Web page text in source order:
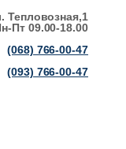
Тепловозная,1
Пт 09.00-18.00
(068) 766-00-47
(093) 766-00-47